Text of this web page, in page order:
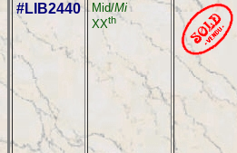
#LIB2440 Mid/Mi
XXth